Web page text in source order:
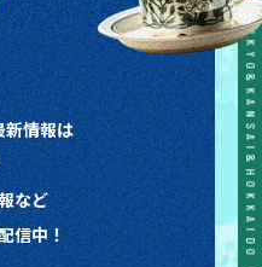
新情報は
など
信中！